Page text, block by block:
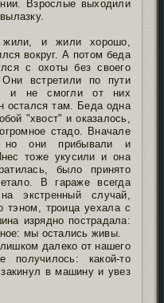
Взрослые выходили
и жили хорошо,
вокруг. А потом беда
с охоты без своего
встретили по пути
и не смогли от них
остался там. Беда одна
"хвост" и оказалось,
стадо. Вначале
но они прибывали и
тоже укусили и она
было принято
В гараже всегда
экстренный случай,
тэном, троица уехала с
изрядно пострадала:
мы остались живы.
далеко от нашего
получилось: какой-то
в машину и увез